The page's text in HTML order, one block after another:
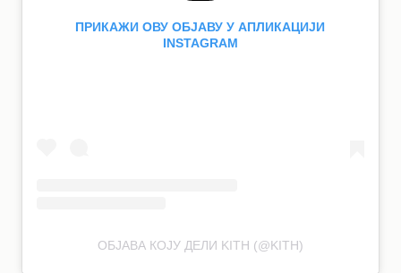
ПРИКАЖИ ОВУ ОБЈАВУ У АПЛИКАЦИЈИ
INSTAGRAM
ОБЈАВА КОЈУ ДЕЛИ KITH (@KITH)